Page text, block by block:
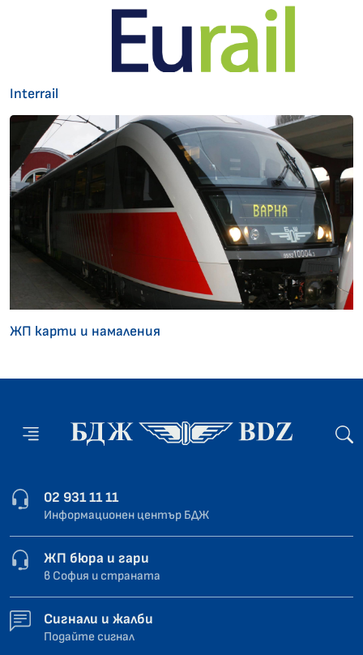
Interrail
ЖП карти и намаления
02 931 11 11
Информационен център БДЖ
ЖП бюра и гари
в София и страната
Сигнали и жалби
Подайте сигнал